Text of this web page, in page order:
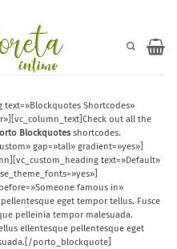
Shortcodes»
out all the
Blockquotesshortcodes.
gap=»tall» gradient=»yes»]
text=»Default»
famous in»
eget tempor tellus. Fusce
pelleinia tempor malesuada.
ellentesque pellentesque eget
porto_blockquote]